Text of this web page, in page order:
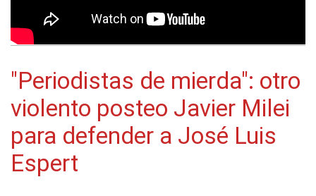
"Periodistas de mierda": otro
violento posteo Javier Milei
para defender a José Luis
Espert